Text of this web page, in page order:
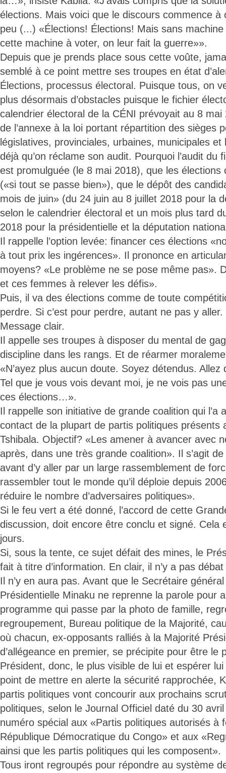
élections. Mais voici que le discours commence à
peu (...) «Élections! Élections! Mais sans machine
cette machine à voter, on leur fait la guerre»».
Depuis que je prends place sous cette voûte,
semblé à ce point mettre ses troupes en état
Élections, processus électoral. Puisque tous, on
plus désormais d’obstacles puisque le fichier
calendrier électoral de la CÉNI prévoyait au 8
de l’annexe à la loi portant répartition des sièges
législatives, provinciales, urbaines, municipales
déjà qu’on réclame son audit. Pourquoi l’audit du
est promulguée (le 8 mai 2018), que les élections
(«si tout se passe bien»), que le dépôt des
mois de juin» (du 24 juin au 8 juillet 2018 pour la
selon le calendrier électoral et un mois plus tard
2018 pour la présidentielle et la députation
Il rappelle l’option levée: financer ces élections
à tout prix les ingérences». Il prononce en
moyens? «Le problème ne se pose même pas».
et ces femmes à relever les défis».
Puis, il va des élections comme de toute
perdre. Si c’est pour perdre, autant ne pas y
Message clair.
Il appelle ses troupes à disposer du mental de
discipline dans les rangs. Et de réarmer
«N’ayez plus aucun doute. Soyez détendus. Allez
Tel que je vous vois devant moi, je ne vois pas
ces élections…».
Il rappelle son initiative de grande coalition qui l’a
contact de la plupart de partis politiques présents
Tshibala. Objectif? «Les amener à avancer avec
après, dans une très grande coalition». Il s’agit
avant d’y aller par un large rassemblement de
rassembler tout le monde qu’il déploie depuis
réduire le nombre d’adversaires politiques».
Si le feu vert a été donné, l’accord de cette
discussion, doit encore être conclu et signé. Cela
jours.
Si, sous la tente, ce sujet défait des mines, le
fait à titre d’information. En clair, il n’y a pas
Il n’y en aura pas. Avant que le Secrétaire
Présidentielle Minaku ne reprenne la parole pour
programme qui passe par la photo de famille,
regroupement, Bureau politique de la Majorité,
où chacun, ex-opposants ralliés à la Majorité
d’allégeance en premier, se précipite pour être le
Président, donc, le plus visible de lui et espérer
point de mettre en alerte la sécurité rapprochée,
partis politiques vont concourir aux prochains
politiques, selon le Journal Officiel daté du 30
numéro spécial aux «Partis politiques autorisés à
République Démocratique du Congo» et aux
ainsi que les partis politiques qui les composent».
Tous iront regroupés pour répondre au système